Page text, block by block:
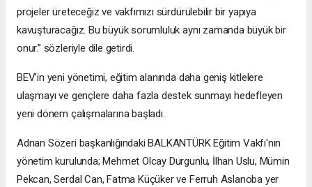
projeler üreteceğiz ve vakfımızı sürdürülebilir bir yapıya
kavuşturacağız. Bu büyük sorumluluk aynı zamanda büyük bir
onur.” sözleriyle dile getirdi.
BEV’in yeni yönetimi, eğitim alanında daha geniş kitlelere
ulaşmayı ve gençlere daha fazla destek sunmayı hedefleyen
yeni dönem çalışmalarına başladı.
Adnan Sözeri başkanlığındaki BALKANTÜRK Eğitim Vakfı'nın
yönetim kurulunda; Mehmet Olcay Durgunlu, İlhan Uslu, Mümin
Pekcan, Serdal Can, Fatma Küçüker ve Ferruh Aslanoba yer